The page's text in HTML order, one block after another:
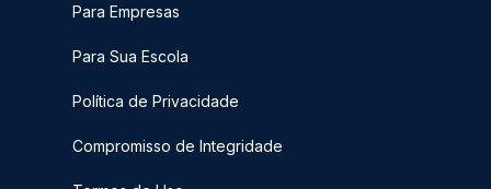
Para Empresas
Para Sua Escola
Política de Privacidade
Compromisso de Integridade